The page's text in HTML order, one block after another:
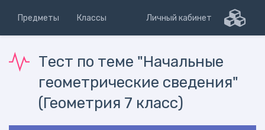
Предметы Классы Личный кабинет
Тест по теме "Начальные
геометрические сведения"
(Геометрия 7 класс)